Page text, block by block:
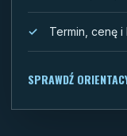
Termin, cenę
SPRAWDŹ